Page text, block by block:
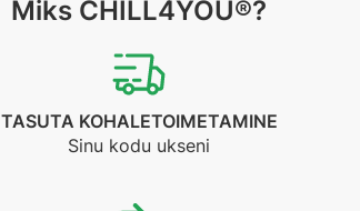
Miks CHILL4YOU®?
TASUTA KOHALETOIMETAMINE
Sinu kodu ukseni